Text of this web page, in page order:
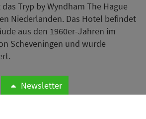
Tryp by Wyndham The Hague
Niederlanden. Das Hotel befindet
aus den 1960er-Jahren im
Scheveningen und wurde
Newsletter